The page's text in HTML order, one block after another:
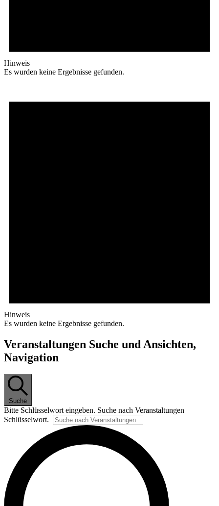
Hinweis
Es wur­den kei­ne Er­geb­nis­se gefunden.
Hinweis
Es wur­den kei­ne Er­geb­nis­se gefunden.
Veranstaltungen Suche und Ansichten,
Navigation
Suche
Bit­te Schlüs­sel­wort ein­ge­ben. Su­che nach Ver­an­stal­tun­gen
Schlüsselwort.